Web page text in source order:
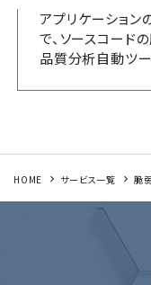
アプリケーション
で、ソースコード
品質分析自動ツー
HOME サービス一覧 脆